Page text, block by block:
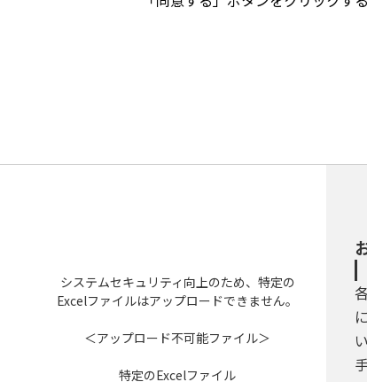
（３）指定管理者
千葉県、千葉県内の市町村、
利用者が本システムを利用
ます）。
（９）サービス提供事業者
本サービスのシステム運用
３ 利用者の責務
（１）利用者は、自己の判断
協議会に対していかなる責任
システムセキュリティ向上のため、特定の
Excelファイルはアップロードできません。
＜アップロード不可能ファイル＞
特定のExcelファイル